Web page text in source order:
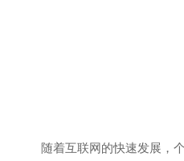
随着互联网的快速发展，